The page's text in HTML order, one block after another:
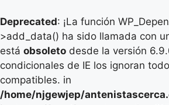
Deprecated: ¡La función
>add_data() ha sido llamada con
está obsoleto desde la versión
condicionales de IE los ignoran
compatibles. in
/home/njgewjep/